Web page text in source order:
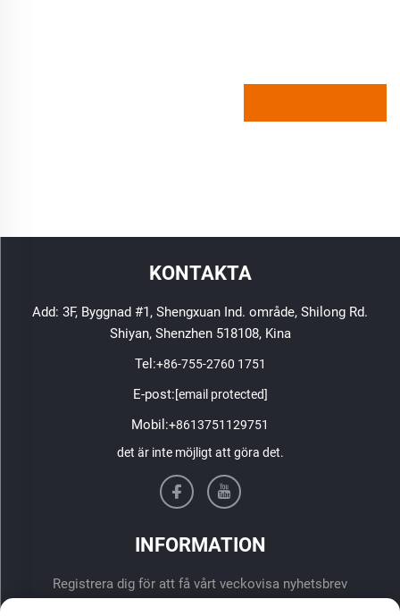
KONTAKTA
Add: 3F, Byggnad #1, Shengxuan Ind. område, Shilong Rd.
Shiyan, Shenzhen 518108, Kina
Tel:+86-755-2760 1751
E-post:[email protected]
Mobil:+8613751129751
det är inte möjligt att göra det.
INFORMATION
Registrera dig för att få vårt veckovisa nyhetsbrev